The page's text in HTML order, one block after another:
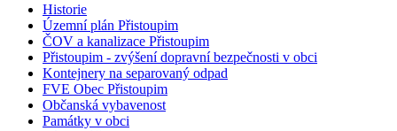
Historie
Územní plán Přistoupim
ČOV a kanalizace Přistoupim
Přistoupim - zvýšení dopravní bezpečnosti v obci
Kontejnery na separovaný odpad
FVE Obec Přistoupim
Občanská vybavenost
Památky v obci